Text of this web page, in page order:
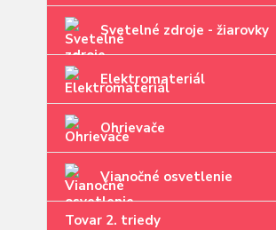
Svetelné zdroje - žiarovky
Elektromateriál
Ohrievače
Vianočné osvetlenie
Tovar 2. triedy